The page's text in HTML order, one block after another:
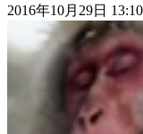
2016年10月29日